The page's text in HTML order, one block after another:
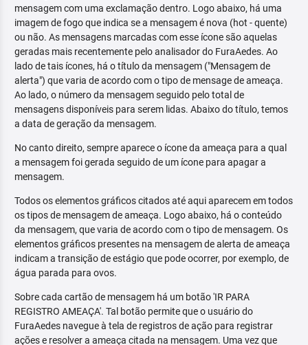
mensagem com uma exclamação dentro. Logo abaixo, há uma
imagem de fogo que indica se a mensagem é nova (hot - quente)
ou não. As mensagens marcadas com esse ícone são aquelas
geradas mais recentemente pelo analisador do FuraAedes. Ao
lado de tais ícones, há o título da mensagem ("Mensagem de
alerta") que varia de acordo com o tipo de mensage de ameaça.
Ao lado, o número da mensagem seguido pelo total de
mensagens disponíveis para serem lidas. Abaixo do título, temos
a data de geração da mensagem.
No canto direito, sempre aparece o ícone da ameaça para a qual
a mensagem foi gerada seguido de um ícone para apagar a
mensagem.
Todos os elementos gráficos citados até aqui aparecem em todos
os tipos de mensagem de ameaça. Logo abaixo, há o conteúdo
da mensagem, que varia de acordo com o tipo de mensagem. Os
elementos gráficos presentes na mensagem de alerta de ameaça
indicam a transição de estágio que pode ocorrer, por exemplo, de
água parada para ovos.
Sobre cada cartão de mensagem há um botão 'IR PARA
REGISTRO AMEAÇA'. Tal botão permite que o usuário do
FuraAedes navegue à tela de registros de ação para registrar
ações e resolver a ameaça citada na mensagem. Uma vez que